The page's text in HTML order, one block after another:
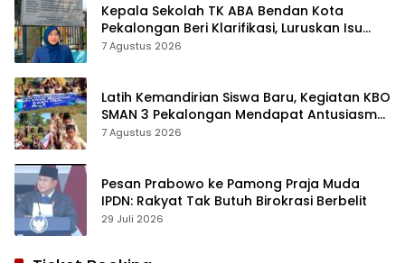
Kepala Sekolah TK ABA Bendan Kota
Pekalongan Beri Klarifikasi, Luruskan Isu
Proyek Revitalisasi
7 Agustus 2026
Latih Kemandirian Siswa Baru, Kegiatan KBO
SMAN 3 Pekalongan Mendapat Antusiasme
dan Respon Positif Orang Tua Murid
7 Agustus 2026
Pesan Prabowo ke Pamong Praja Muda
IPDN: Rakyat Tak Butuh Birokrasi Berbelit
29 Juli 2026